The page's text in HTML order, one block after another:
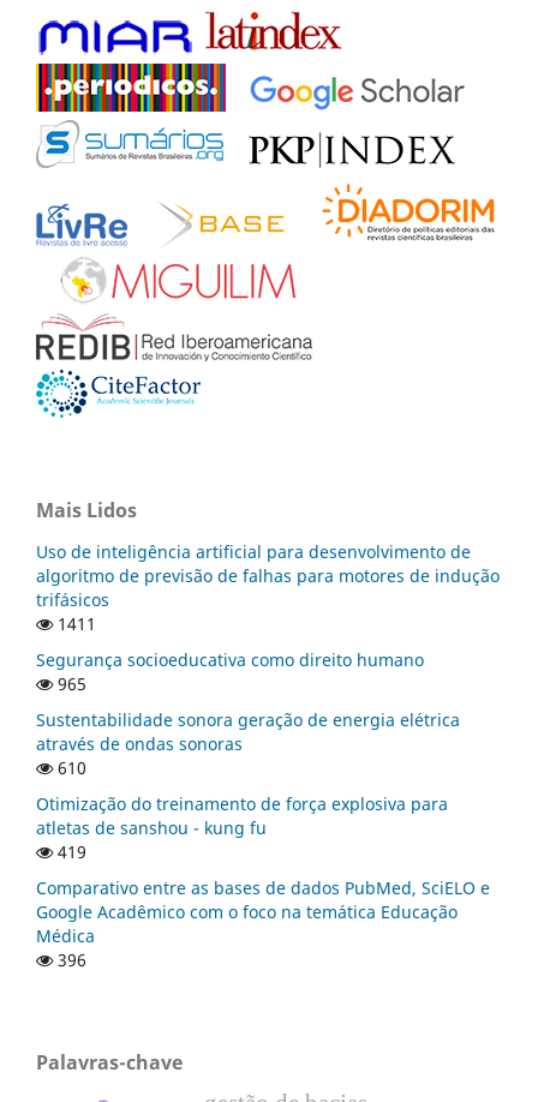
Mais Lidos
Uso de inteligência artificial para desenvolvimento de
algoritmo de previsão de falhas para motores de indução
trifásicos
1411
Segurança socioeducativa como direito humano
965
Sustentabilidade sonora geração de energia elétrica
através de ondas sonoras
610
Otimização do treinamento de força explosiva para
atletas de sanshou - kung fu
419
Comparativo entre as bases de dados PubMed, SciELO e
Google Acadêmico com o foco na temática Educação
Médica
396
Palavras-chave